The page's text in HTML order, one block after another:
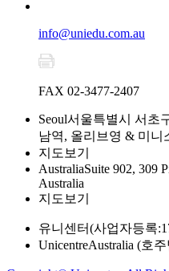
info@uniedu.com.au
FAX 02-3477-2407
Seoul서울특별시 서초
남역, 올리브영 & 미니
지도보기
AustraliaSuite 902, 309
Australia
지도보기
유니센터(사업자등록
UnicentreAustralia (호